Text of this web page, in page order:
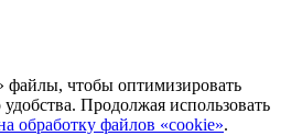
чтобы оптимизировать
Продолжая использовать
обработку файлов «cookie».